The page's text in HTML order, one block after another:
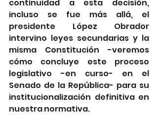
continuidad a esta decisión,
incluso se fue más allá, el
presidente López Obrador
intervino leyes secundarias y la
misma Constitución -veremos
cómo concluye este proceso
legislativo -en curso- en el
Senado de la República- para su
institucionalización definitiva en
nuestra normativa.